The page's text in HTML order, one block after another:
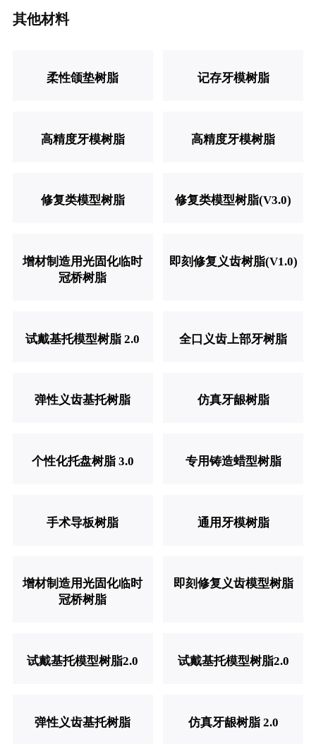
其他材料
柔性颌垫树脂 记存牙模树脂
高精度牙模树脂 高精度牙模树脂
修复类模型树脂 修复类模型树脂(V3.0)
增材制造用光固化临时
冠桥树脂
即刻修复义齿树脂(V1.0)
试戴基托模型树脂 2.0 全口义齿上部牙树脂
弹性义齿基托树脂 仿真牙龈树脂
个性化托盘树脂 3.0 专用铸造蜡型树脂
手术导板树脂 通用牙模树脂
增材制造用光固化临时
冠桥树脂
即刻修复义齿模型树脂
试戴基托模型树脂2.0 试戴基托模型树脂2.0
弹性义齿基托树脂 仿真牙龈树脂 2.0